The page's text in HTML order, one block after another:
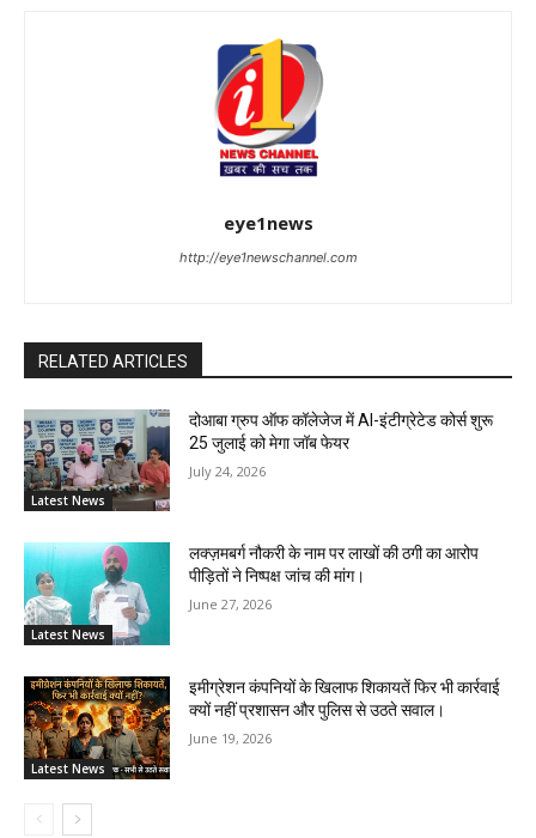
eye1news
http://eye1newschannel.com
RELATED ARTICLES
Latest News
दोआबा ग्रुप ऑफ कॉलेजेज में AI-इंटीग्रेटेड कोर्स शुरू
25 जुलाई को मेगा जॉब फेयर
July 24, 2026
Latest News
लक्ज़मबर्ग नौकरी के नाम पर लाखों की ठगी का आरोप
पीड़ितों ने निष्पक्ष जांच की मांग।
June 27, 2026
Latest News
इमीग्रेशन कंपनियों के खिलाफ शिकायतें फिर भी कार्रवाई
क्यों नहीं प्रशासन और पुलिस से उठते सवाल।
June 19, 2026